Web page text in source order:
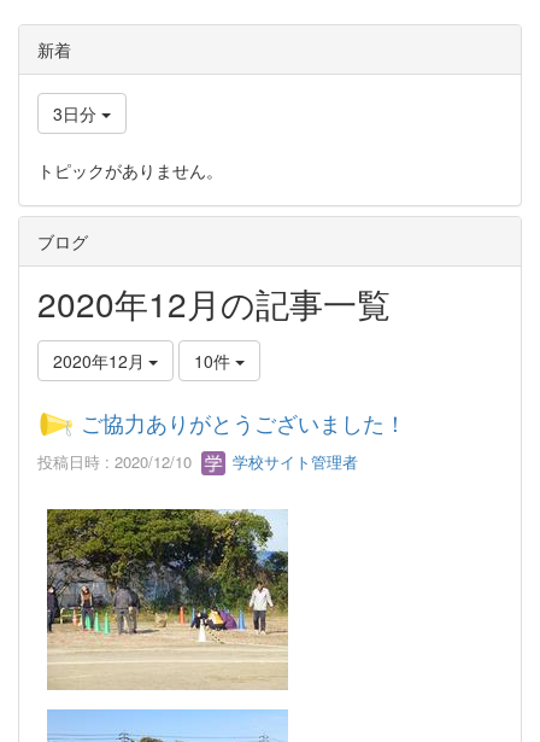
新着
3日分
トピックがありません。
ブログ
2020年12月の記事一覧
2020年12月 10件
ご協力ありがとうございました！
投稿日時 : 2020/12/10 学校サイト管理者